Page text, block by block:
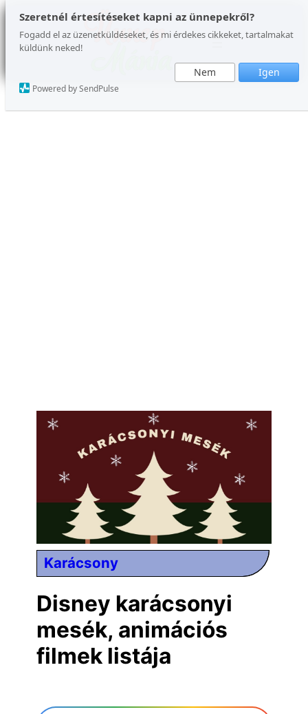
Szeretnél értesítéseket kapni az ünnepekről?
Fogadd el az üzenetküldéseket, és mi érdekes cikkeket, tartalmakat
küldünk neked!
Nem Igen
Powered by SendPulse
Ugrás
tartalomhoz
Karácsony
Disney karácsonyi
mesék, animációs
filmek listája